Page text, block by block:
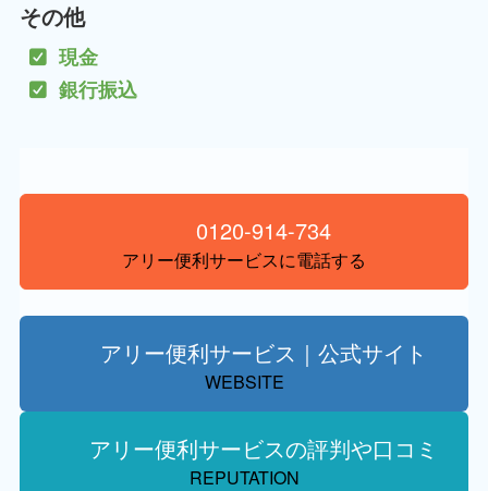
その他
現金
銀行振込
0120-914-734
アリー便利サービスに電話する
アリー便利サービス｜公式サイト
WEBSITE
アリー便利サービスの評判や口コミ
REPUTATION